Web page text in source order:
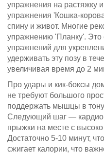
упражнения на растяжку
упражнения 'Кошка-
спину и живот. Многие
упражнению 'Планку'.
упражнений для
удерживать эту позу в
увеличивая время до 2
Про удары и кик-боксы
не требуют большого
поддержать мышцы в
Следующий шаг — кардио
прыжки на месте с
Достаточно 5-10 минут,
сжигает калории, что